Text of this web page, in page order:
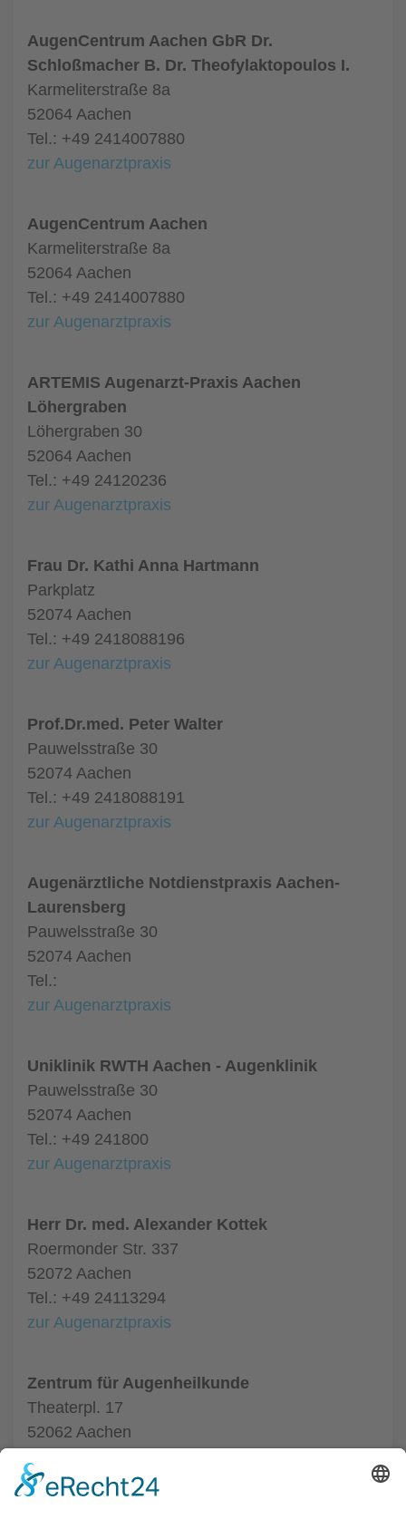
AugenCentrum Aachen GbR Dr.
Schloßmacher B. Dr. Theofylaktopoulos I.
Karmeliterstraße 8a
52064 Aachen
Tel.: +49 2414007880
zur Augenarztpraxis
AugenCentrum Aachen
Karmeliterstraße 8a
52064 Aachen
Tel.: +49 2414007880
zur Augenarztpraxis
ARTEMIS Augenarzt-Praxis Aachen
Löhergraben
Löhergraben 30
52064 Aachen
Tel.: +49 24120236
zur Augenarztpraxis
Frau Dr. Kathi Anna Hartmann
Parkplatz
52074 Aachen
Tel.: +49 2418088196
zur Augenarztpraxis
Prof.Dr.med. Peter Walter
Pauwelsstraße 30
52074 Aachen
Tel.: +49 2418088191
zur Augenarztpraxis
Augenärztliche Notdienstpraxis Aachen-
Laurensberg
Pauwelsstraße 30
52074 Aachen
Tel.:
zur Augenarztpraxis
Uniklinik RWTH Aachen - Augenklinik
Pauwelsstraße 30
52074 Aachen
Tel.: +49 241800
zur Augenarztpraxis
Herr Dr. med. Alexander Kottek
Roermonder Str. 337
52072 Aachen
Tel.: +49 24113294
zur Augenarztpraxis
Zentrum für Augenheilkunde
Theaterpl. 17
52062 Aachen
zur Augenarztpraxis